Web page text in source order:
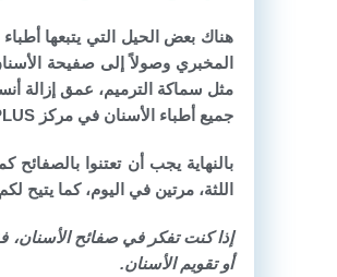
هناك بعض الحيل التي يتبعها
المخبري وصولاً إلى صفيحة
مثل سماكة الترميم، عمق إزالة
جميع أطباء الأسنان في مركز CARE PLUS على دراية ممتازة بهذه القواعد التي يتم أخذها بعين الاعتبار أثناء تحضير صفيحة الأسنان.
اللثة، مرتين في اليوم، كما يتيح
إذا كنت تفكر في صفائح الأسنان،
أو تقويم الأسنان.